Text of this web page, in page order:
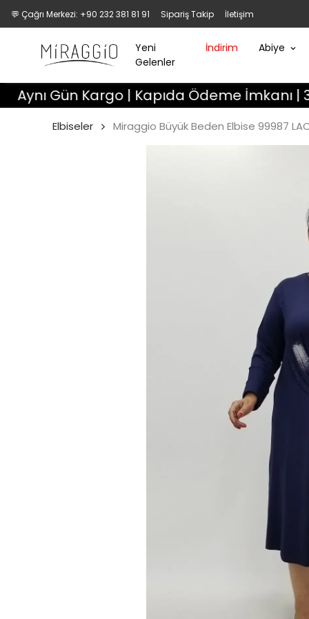
💬 Çağrı Merkezi: +90 232 381 81 91 Sipariş Takip İletişim
Yeni
Gelenler
İndirim Abiye
Kargo | Kapıda Ödeme İmkanı | 3 Gün
Elbiseler Miraggio Büyük Beden Elbise 99987